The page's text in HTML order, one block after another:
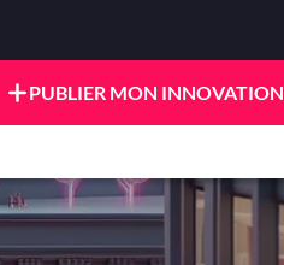
PUBLIER MON INNOVATION